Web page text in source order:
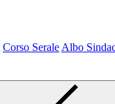
Corso Serale Albo